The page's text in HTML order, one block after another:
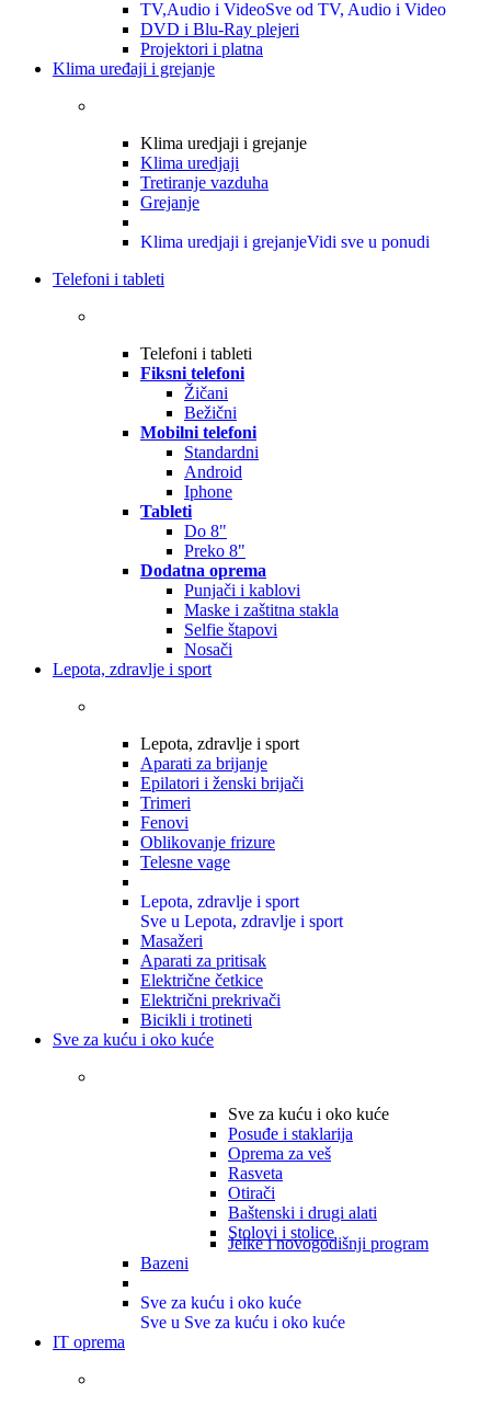
TV,Audio i VideoSve od TV, Audio i Video
DVD i Blu-Ray plejeri
Projektori i platna
Klima uređaji i grejanje
Klima uredjaji i grejanje
Klima uredjaji
Tretiranje vazduha
Grejanje
Klima uredjaji i grejanjeVidi sve u ponudi
Telefoni i tableti
Telefoni i tableti
Fiksni telefoni
Žičani
Bežični
Mobilni telefoni
Standardni
Android
Iphone
Tableti
Do 8"
Preko 8"
Dodatna oprema
Punjači i kablovi
Maske i zaštitna stakla
Selfie štapovi
Nosači
Lepota, zdravlje i sport
Lepota, zdravlje i sport
Aparati za brijanje
Epilatori i ženski brijači
Trimeri
Fenovi
Oblikovanje frizure
Telesne vage
Lepota, zdravlje i sport
Sve u Lepota, zdravlje i sport
Masažeri
Aparati za pritisak
Električne četkice
Električni prekrivači
Bicikli i trotineti
Sve za kuću i oko kuće
Sve za kuću i oko kuće
Posuđe i staklarija
Oprema za veš
Rasveta
Otirači
Baštenski i drugi alati
Stolovi i stolice
Jelke i novogodišnji program
Bazeni
Sve za kuću i oko kuće
Sve u Sve za kuću i oko kuće
IT oprema